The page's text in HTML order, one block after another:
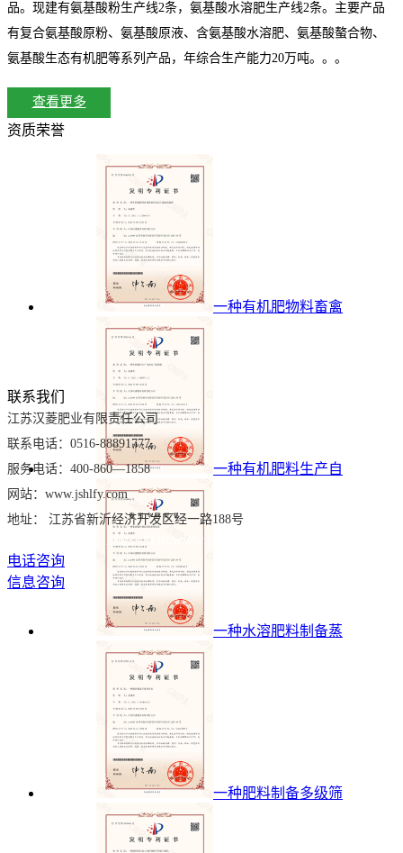
品。现建有氨基酸粉生产线2条，氨基酸水溶肥生产线2条。主要产品
有复合氨基酸原粉、氨基酸原液、含氨基酸水溶肥、氨基酸螯合物、
氨基酸生态有机肥等系列产品，年综合生产能力20万吨。。。
查看更多
资质荣誉
一种有机肥物料畜禽
一种有机肥料生产自
一种水溶肥料制备蒸
一种肥料制备多级筛
联系我们
江苏汉菱肥业有限责任公司
联系电话：0516-88891777
服务电话：400-860—1858
网站：www.jshlfy.com
地址： 江苏省新沂经济开发区经一路188号
Copyright © 2023-2030,www.
电话咨询
信息咨询